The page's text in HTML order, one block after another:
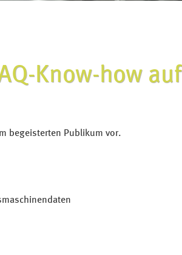
Know-how auf
begeisterten Publikum vor.